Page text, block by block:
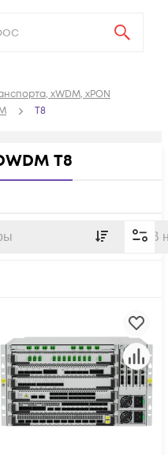
xWDM, xPON
Т8
Т8
В